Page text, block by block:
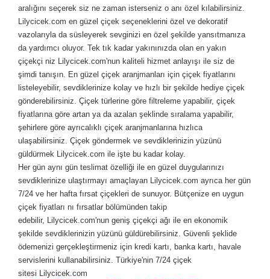
aralığını seçerek siz ne zaman isterseniz o anı özel kılabilirsiniz.
Lilycicek.com en güzel çiçek seçeneklerini özel ve dekoratif
vazolarıyla da süsleyerek sevginizi en özel şekilde yansıtmanıza
da yardımcı oluyor. Tek tık kadar yakınınızda olan en yakın
çiçekçi niz Lilycicek.com'nun kaliteli hizmet anlayışı ile siz de
şimdi tanışın. En güzel çiçek aranjmanları için çiçek fiyatlarını
listeleyebilir, sevdiklerinize kolay ve hızlı bir şekilde hediye çiçek
gönderebilirsiniz. Çiçek türlerine göre filtreleme yapabilir, çiçek
fiyatlarına göre artan ya da azalan şeklinde sıralama yapabilir,
şehirlere göre ayrıcalıklı çiçek aranjmanlarına hızlıca
ulaşabilirsiniz. Çiçek göndermek ve sevdiklerinizin yüzünü
güldürmek Lilycicek.com ile işte bu kadar kolay.
Her gün aynı gün teslimat özelliği ile en güzel duygularınızı
sevdiklerinize ulaştırmayı amaçlayan Lilycicek.com ayrıca her gün
7/24 ve her hafta fırsat çiçekleri de sunuyor. Bütçenize en uygun
çiçek fiyatları nı fırsatlar bölümünden takip
edebilir, Lilycicek.com'nun geniş çiçekçi ağı ile en ekonomik
şekilde sevdiklerinizin yüzünü güldürebilirsiniz. Güvenli şeklide
ödemenizi gerçekleştirmeniz için kredi kartı, banka kartı, havale
servislerini kullanabilirsiniz. Türkiye'nin 7/24 çiçek
sitesi Lilycicek.com